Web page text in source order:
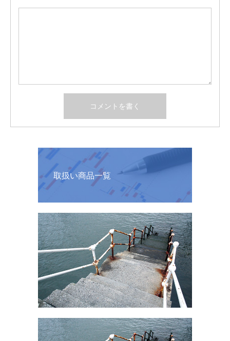
取扱い商品一覧